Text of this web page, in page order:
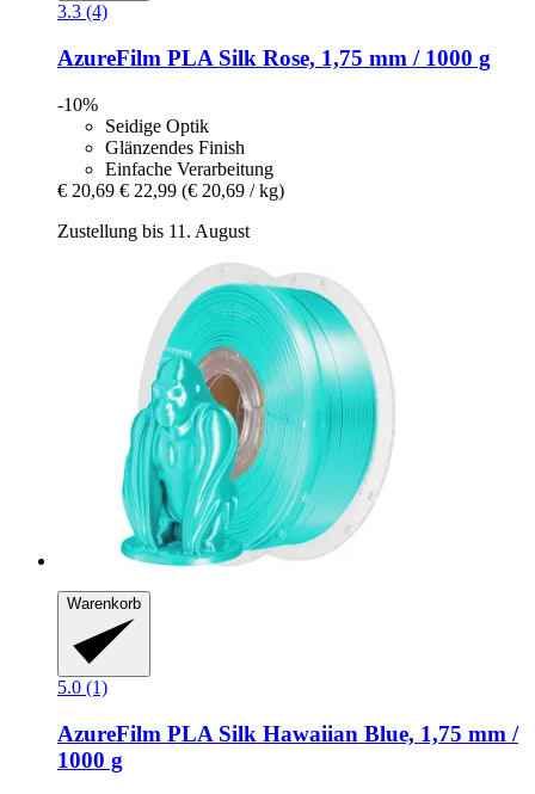
3.3 (4)
AzureFilm PLA Silk Rose, 1,75 mm / 1000 g
-10%
Seidige Optik
Glänzendes Finish
Einfache Verarbeitung
€ 20,69 € 22,99 (€ 20,69 / kg)
Zustellung bis 11. August
Warenkorb
5.0 (1)
AzureFilm PLA Silk Hawaiian Blue, 1,75 mm /
1000 g